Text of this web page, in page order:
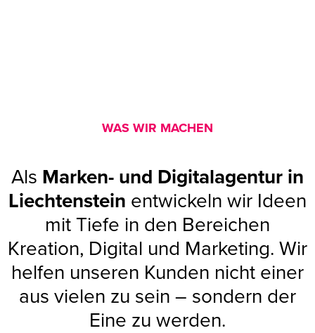
WAS WIR MACHEN
Als Marken- und Digitalagentur in
Liechtenstein entwickeln wir Ideen
mit Tiefe in den Bereichen
Kreation, Digital und Marketing. Wir
helfen unseren Kunden nicht einer
aus vielen zu sein – sondern der
Eine zu werden.